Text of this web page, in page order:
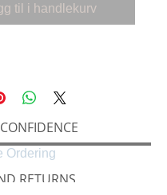
til i handlekurv
RETURNS
Ordering